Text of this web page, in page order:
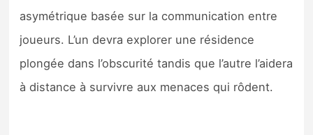
Sorties de jeux
Bons plans
Guides
asymétrique basée sur la communication entre
joueurs. L’un devra explorer une résidence
plongée dans l’obscurité tandis que l’autre l’aidera
à distance à survivre aux menaces qui rôdent.